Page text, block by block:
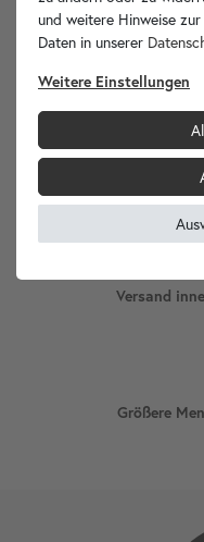
Versand
Größere
und weitere Hinweise
Daten in unserer
Weitere Einstellungen